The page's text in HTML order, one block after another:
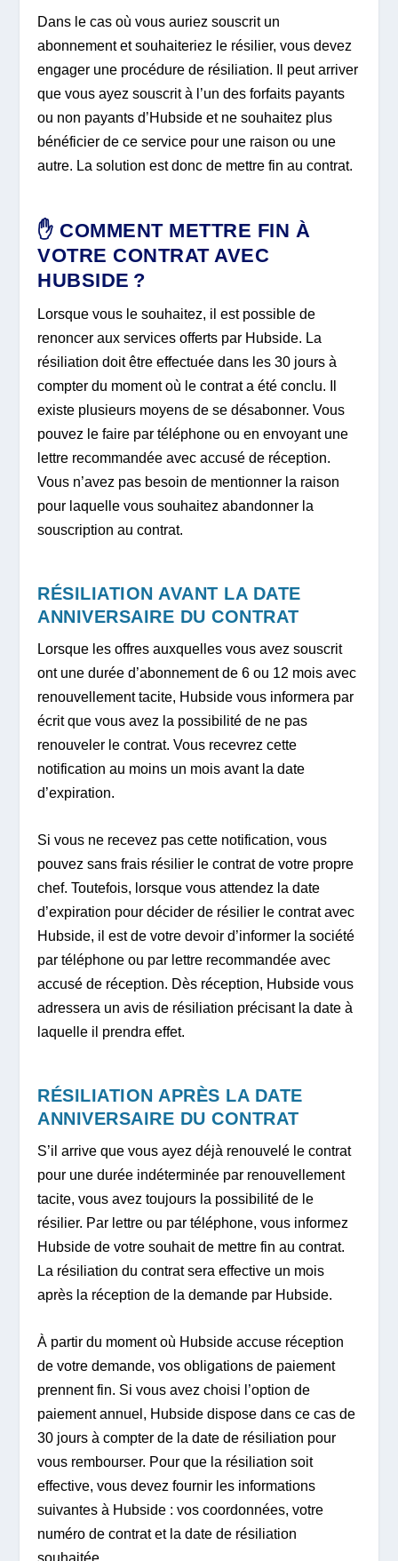
Dans le cas où vous auriez souscrit un
abonnement et souhaiteriez le résilier, vous devez
engager une procédure de résiliation. Il peut arriver
que vous ayez souscrit à l’un des forfaits payants
ou non payants d’Hubside et ne souhaitez plus
bénéficier de ce service pour une raison ou une
autre. La solution est donc de mettre fin au contrat.
✋ COMMENT METTRE FIN À
VOTRE CONTRAT AVEC
HUBSIDE ?
Lorsque vous le souhaitez, il est possible de
renoncer aux services offerts par Hubside. La
résiliation doit être effectuée dans les 30 jours à
compter du moment où le contrat a été conclu. Il
existe plusieurs moyens de se désabonner. Vous
pouvez le faire par téléphone ou en envoyant une
lettre recommandée avec accusé de réception.
Vous n’avez pas besoin de mentionner la raison
pour laquelle vous souhaitez abandonner la
souscription au contrat.
RÉSILIATION AVANT LA DATE
ANNIVERSAIRE DU CONTRAT
Lorsque les offres auxquelles vous avez souscrit
ont une durée d’abonnement de 6 ou 12 mois avec
renouvellement tacite, Hubside vous informera par
écrit que vous avez la possibilité de ne pas
renouveler le contrat. Vous recevrez cette
notification au moins un mois avant la date
d’expiration.
Si vous ne recevez pas cette notification, vous
pouvez sans frais résilier le contrat de votre propre
chef. Toutefois, lorsque vous attendez la date
d’expiration pour décider de résilier le contrat avec
Hubside, il est de votre devoir d’informer la société
par téléphone ou par lettre recommandée avec
accusé de réception. Dès réception, Hubside vous
adressera un avis de résiliation précisant la date à
laquelle il prendra effet.
RÉSILIATION APRÈS LA DATE
ANNIVERSAIRE DU CONTRAT
S’il arrive que vous ayez déjà renouvelé le contrat
pour une durée indéterminée par renouvellement
tacite, vous avez toujours la possibilité de le
résilier. Par lettre ou par téléphone, vous informez
Hubside de votre souhait de mettre fin au contrat.
La résiliation du contrat sera effective un mois
après la réception de la demande par Hubside.
À partir du moment où Hubside accuse réception
de votre demande, vos obligations de paiement
prennent fin. Si vous avez choisi l’option de
paiement annuel, Hubside dispose dans ce cas de
30 jours à compter de la date de résiliation pour
vous rembourser. Pour que la résiliation soit
effective, vous devez fournir les informations
suivantes à Hubside : vos coordonnées, votre
numéro de contrat et la date de résiliation
souhaitée.